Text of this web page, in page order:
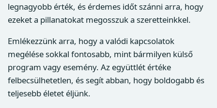
legnagyobb érték, és érdemes időt szánni arra, hogy
ezeket a pillanatokat megosszuk a szeretteinkkel.
Emlékezzünk arra, hogy a valódi kapcsolatok
megélése sokkal fontosabb, mint bármilyen külső
program vagy esemény. Az együttlét értéke
felbecsülhetetlen, és segít abban, hogy boldogabb és
teljesebb életet éljünk.